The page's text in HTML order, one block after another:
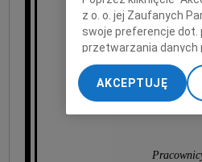
z o. o. jej Zaufanych
swoje preferencje dot.
przetwarzania danych
„Ustawienia
My, nasi Zaufani
dokładnych danych
Przechowywanie
AKCEPTUJĘ